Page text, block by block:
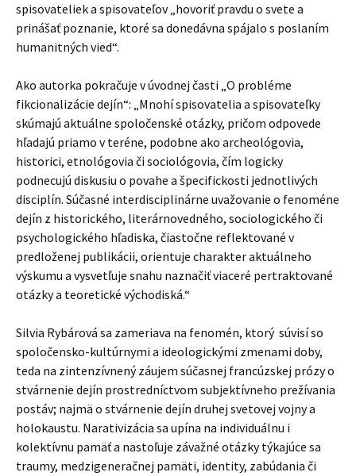
spisovateliek a spisovateľov „hovoriť pravdu o svete a
prinášať poznanie, ktoré sa donedávna spájalo s poslaním
humanitných vied“.
Ako autorka pokračuje v úvodnej časti „O probléme
fikcionalizácie dejín“: „Mnohí spisovatelia a spisovateľky
skúmajú aktuálne spoločenské otázky, pričom odpovede
hľadajú priamo v teréne, podobne ako archeológovia,
historici, etnológovia či sociológovia, čím logicky
podnecujú diskusiu o povahe a špecifickosti jednotlivých
disciplín. Súčasné interdisciplinárne uvažovanie o fenoméne
dejín z historického, literárnovedného, sociologického či
psychologického hľadiska, čiastočne reflektované v
predloženej publikácii, orientuje charakter aktuálneho
výskumu a vysvetľuje snahu naznačiť viaceré pertraktované
otázky a teoretické východiská.“
Silvia Rybárová sa zameriava na fenomén, ktorý súvisí so
spoločensko-kultúrnymi a ideologickými zmenami doby,
teda na zintenzívnený záujem súčasnej francúzskej prózy o
stvárnenie dejín prostredníctvom subjektívneho prežívania
postáv; najmä o stvárnenie dejín druhej svetovej vojny a
holokaustu. Narativizácia sa upína na individuálnu i
kolektívnu pamäť a nastoľuje závažné otázky týkajúce sa
traumy, medzigeneračnej pamäti, identity, zabúdania či